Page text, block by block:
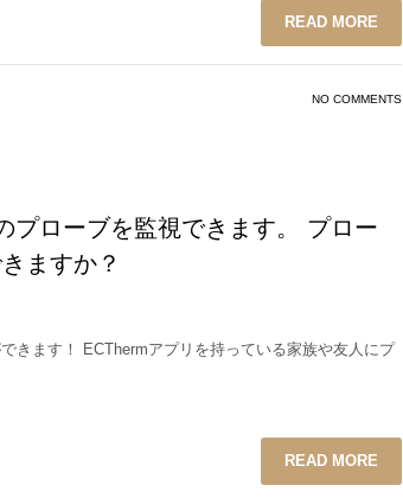
READ MORE
NO COMMENTS
プローブを監視できます。 プロー
ますか？
きます！ ECThermアプリを持っている家族や友人にプ
READ MORE